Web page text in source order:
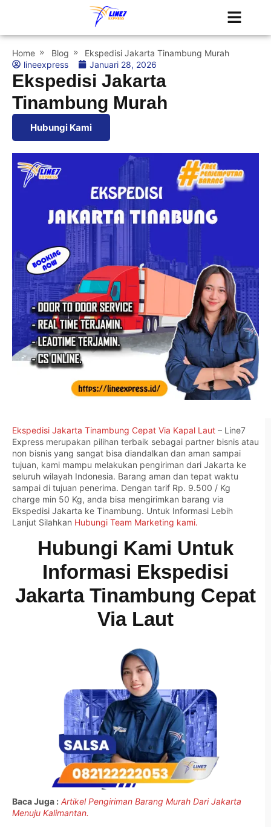
Home Blog
Ekspedisi Jakarta Tinambung Murah
lineexpress
Januari 28, 2026
Ekspedisi Jakarta
Tinambung Murah
Hubungi Kami
Ekspedisi Jakarta Tinambung Cepat Via Kapal Laut – Line7
Express merupakan pilihan terbaik sebagai partner bisnis atau
non bisnis yang sangat bisa diandalkan dan aman sampai
tujuan, kami mampu melakukan pengiriman dari Jakarta ke
seluruh wilayah Indonesia. Barang aman dan tepat waktu
sampai di tujuan penerima. Dengan tarif Rp. 9.500 / Kg
charge min 50 Kg, anda bisa mengirimkan barang via
Ekspedisi Jakarta ke Tinambung. Untuk Informasi Lebih
Lanjut Silahkan Hubungi Team Marketing kami.
Hubungi Kami Untuk
Informasi Ekspedisi
Jakarta Tinambung Cepat
Via Laut
Baca Juga : Artikel Pengiriman Barang Murah Dari Jakarta
Menuju Kalimantan.